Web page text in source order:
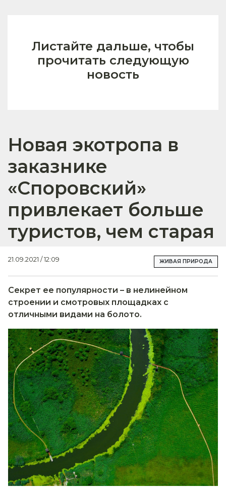
Листайте дальше, чтобы
прочитать следующую
новость
Новая экотропа в
заказнике
«Споровский»
привлекает больше
туристов, чем старая
21.09.2021 / 12:09 ЖИВАЯ ПРИРОДА
Секрет ее популярности – в нелинейном
строении и смотровых площадках с
отличными видами на болото.